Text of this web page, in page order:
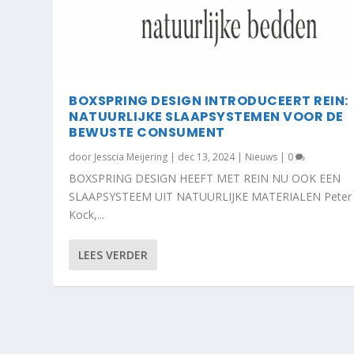
BOXSPRING DESIGN INTRODUCEERT REIN:
NATUURLIJKE SLAAPSYSTEMEN VOOR DE
BEWUSTE CONSUMENT
door Jesscia Meijering | dec 13, 2024| Nieuws | 0
BOXSPRING DESIGN HEEFT MET REIN NU OOK EEN
SLAAPSYSTEEM UIT NATUURLIJKE MATERIALEN
Kock,...
LEES VERDER